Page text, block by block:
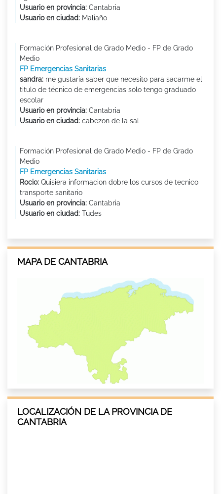
Usuario en provincia: Cantabria
Usuario en ciudad: Maliaño
Formación Profesional de Grado Medio - FP de Grado
Medio
FP Emergencias Sanitarias
sandra: me gustaría saber que necesito para sacarme el
titulo de técnico de emergencias solo tengo graduado
escolar
Usuario en provincia: Cantabria
Usuario en ciudad: cabezon de la sal
Formación Profesional de Grado Medio - FP de Grado
Medio
FP Emergencias Sanitarias
Rocio: Quisiera informacion dobre los cursos de tecnico
transporte sanitario
Usuario en provincia: Cantabria
Usuario en ciudad: Tudes
MAPA DE CANTABRIA
LOCALIZACIÓN DE LA PROVINCIA DE
CANTABRIA